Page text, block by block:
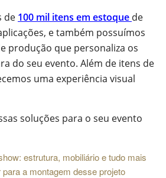
de 100 mil itens em estoque de
e também possuímos
produção que personaliza os
do seu evento. Além de itens de
uma experiência visual
soluções para o seu evento
estrutura, mobiliário e tudo mais
a montagem desse projeto